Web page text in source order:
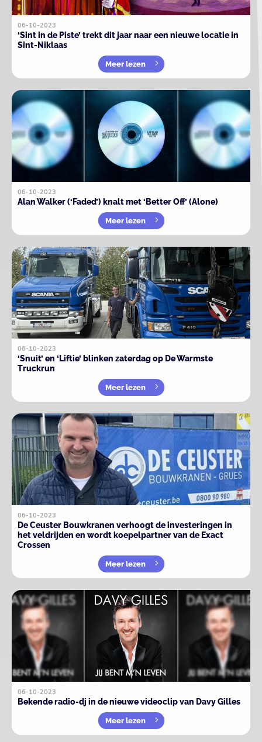
06-10-2023
‘Sint in de Piste’ trekt dit jaar naar een nieuwe locatie in
Sint-Niklaas
Meer lezen
06-10-2023
Alan Walker (‘Faded’) knalt met ‘Better Off’ (Alone)
Meer lezen
06-10-2023
‘Snuit’ en ‘Liftie’ blinken zaterdag op De Warmste
Truckrun
Meer lezen
06-10-2023
De Ceuster Bouwkranen verhoogt de investeringen in
het veldrijden en wordt koepelpartner van de Exact
Crossen
Meer lezen
06-10-2023
Bekende radio-dj in de nieuwe videoclip van Davy Gilles
Meer lezen